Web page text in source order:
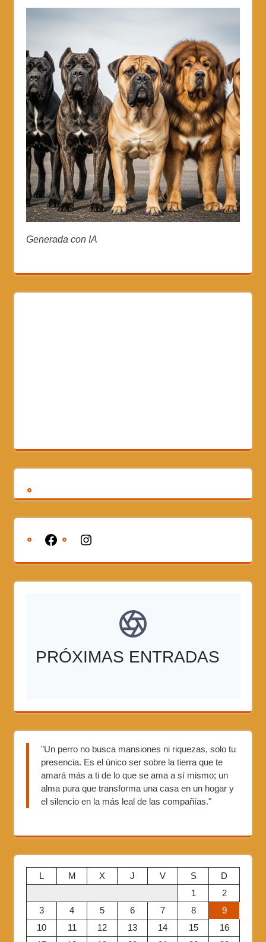
Generada con IA
PRÓXIMAS ENTRADAS
"Un perro no busca mansiones ni riquezas, solo tu
presencia. Es el único ser sobre la tierra que te
amará más a ti de lo que se ama a sí mismo; un
alma pura que transforma una casa en un hogar y
el silencio en la más leal de las compañías."
L M X J V S
D
1
2
3
4 5 6 7 8
9
10
11 12 13 14 15
16